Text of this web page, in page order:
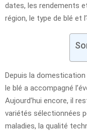
dates, les rendements
région, le type de blé et
Depuis la
le blé a accompagné
Aujourd’hui encore, il
variétés sélectionnées
maladies, la qualité